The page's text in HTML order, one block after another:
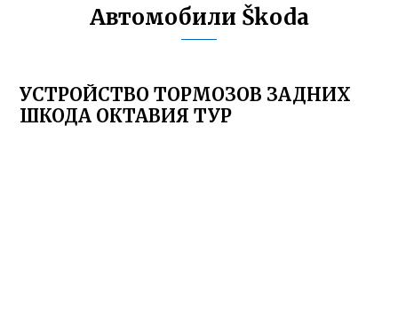
Автомобили Škoda
УСТРОЙСТВО ТОРМОЗОВ ЗАДНИХ
ШКОДА ОКТАВИЯ ТУР